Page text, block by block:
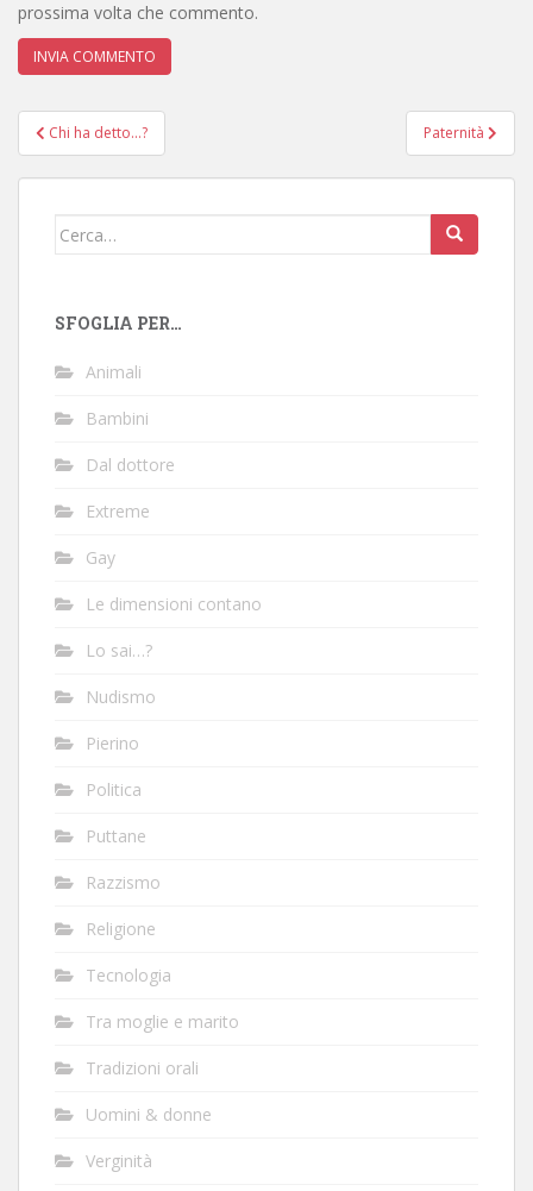
prossima volta che commento.
Navigazione
articoli
Chi ha detto…? Paternità
Cerca:
SFOGLIA PER…
Animali
Bambini
Dal dottore
Extreme
Gay
Le dimensioni contano
Lo sai…?
Nudismo
Pierino
Politica
Puttane
Razzismo
Religione
Tecnologia
Tra moglie e marito
Tradizioni orali
Uomini & donne
Verginità